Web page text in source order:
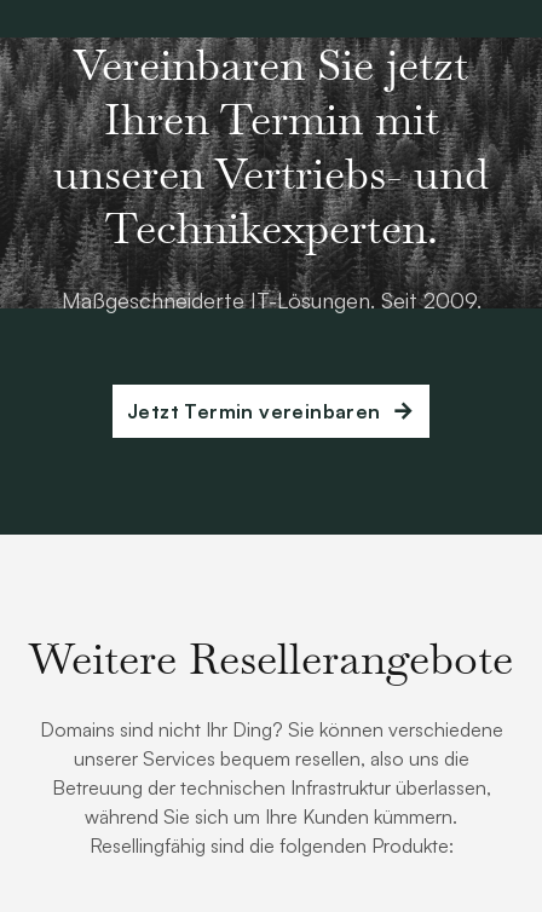
Vereinbaren Sie jetzt
Ihren Termin mit
unseren Vertriebs- und
Technikexperten.
Maßgeschneiderte IT-Lösungen. Seit 2009.
Jetzt Termin vereinbaren
Weitere Resellerangebote
Domains sind nicht Ihr Ding? Sie können verschiedene
unserer Services bequem resellen, also uns die
Betreuung der technischen Infrastruktur überlassen,
während Sie sich um Ihre Kunden kümmern.
Resellingfähig sind die folgenden Produkte: